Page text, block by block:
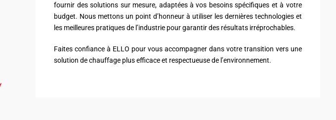
fournir des solutions sur mesure, adaptées à vos besoins spécifiques et à votre
budget. Nous mettons un point d’honneur à utiliser les dernières technologies et
les meilleures pratiques de l’industrie pour garantir des résultats irréprochables.
Faites confiance à ELLO pour vous accompagner dans votre transition vers une
solution de chauffage plus efficace et respectueuse de l’environnement.